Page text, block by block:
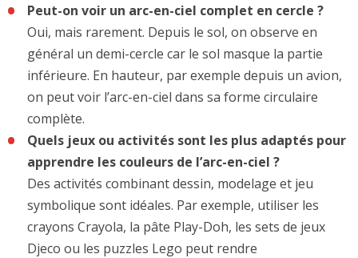
Peut-on voir un arc-en-ciel complet en cercle ?
Oui, mais rarement. Depuis le sol, on observe en
général un demi-cercle car le sol masque la partie
inférieure. En hauteur, par exemple depuis un avion,
on peut voir l’arc-en-ciel dans sa forme circulaire
complète.
Quels jeux ou activités sont les plus adaptés pour
apprendre les couleurs de l’arc-en-ciel ?
Des activités combinant dessin, modelage et jeu
symbolique sont idéales. Par exemple, utiliser les
crayons Crayola, la pâte Play-Doh, les sets de jeux
Djeco ou les puzzles Lego peut rendre